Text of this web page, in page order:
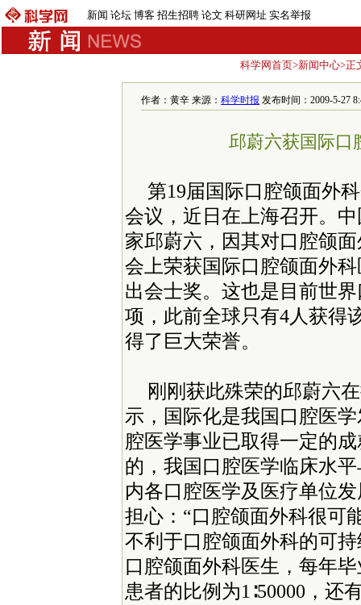
新闻 论坛 博客 招生招聘 论文 科研网址 实名举报
科学网首页>新闻中心>正
作者：黄辛 来源：科学时报 发布时间：2009-5-27
邱蔚六获国际口
第19届国际口腔颌面外
会议，近日在上海召开。
家邱蔚六，因其对口腔颌
会上荣获国际口腔颌面外
出会士奖。这也是目前世
项，此前全球只有4人获得
得了巨大荣誉。
刚刚获此殊荣的邱蔚六
示，国际化是我国口腔医
腔医学事业已取得一定的
的，我国口腔医学临床水
内各口腔医学及医疗单位
担心：“口腔颌面外科很可
不利于口腔颌面外科的可
口腔颌面外科医生，每年
患者的比例为1∶50000，还